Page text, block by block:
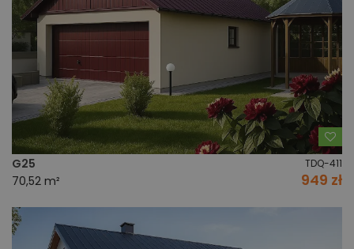
G25 TDQ-411
70,52 m² 949 zł